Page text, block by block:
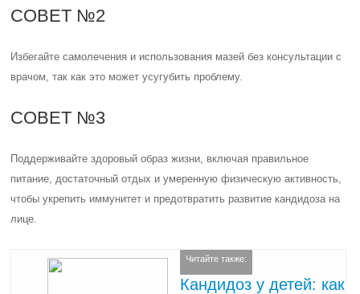
СОВЕТ №2
Избегайте самолечения и использования мазей без консультации с
врачом, так как это может усугубить проблему.
СОВЕТ №3
Поддерживайте здоровый образ жизни, включая правильное
питание, достаточный отдых и умеренную физическую активность,
чтобы укрепить иммунитет и предотвратить развитие кандидоза на
лице.
Читайте также:
Кандидоз у детей: как